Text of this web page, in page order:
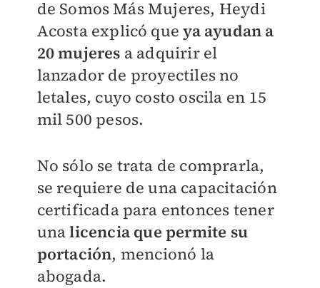
de Somos Más Mujeres, Heydi
Acosta explicó queya ayudan a
20 mujeres a adquirir el
lanzador de proyectiles no
letales, cuyo costo oscila en 15
mil 500 pesos.
No sólo se trata de comprarla,
se requiere de una capacitación
certificada para entonces tener
unalicencia que permite su
portación, mencionó la
abogada.